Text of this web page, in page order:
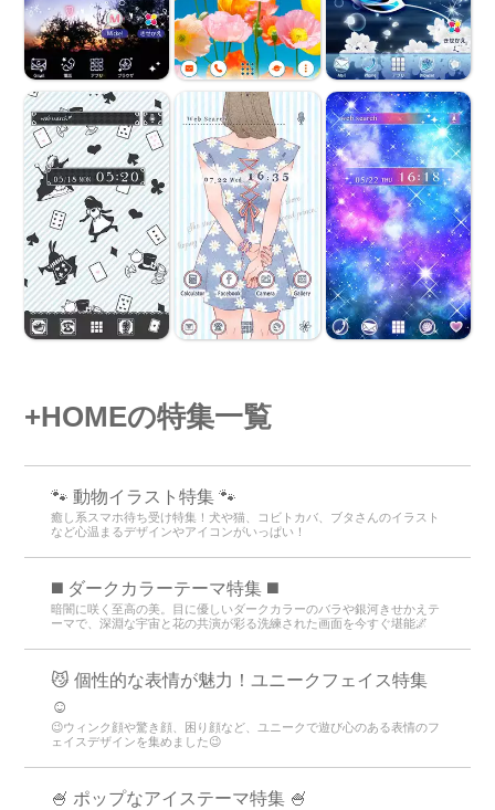
+HOMEの特集一覧
🐾 動物イラスト特集 🐾
癒し系スマホ待ち受け特集！犬や猫、コビトカバ、ブタさんのイラスト
など心温まるデザインやアイコンがいっぱい！
️◼️ ダークカラーテーマ特集️ ◼️
暗闇に咲く至高の美。目に優しいダークカラーのバラや銀河きせかえテ
ーマで、深淵な宇宙と花の共演が彩る洗練された画面を今すぐ堪能🌌
😼 個性的な表情が魅力！ユニークフェイス特集
☺️
😉ウィンク顔や驚き顔、困り顔など、ユニークで遊び心のある表情のフ
ェイスデザインを集めました😉
🍧 ポップなアイステーマ特集 🍧